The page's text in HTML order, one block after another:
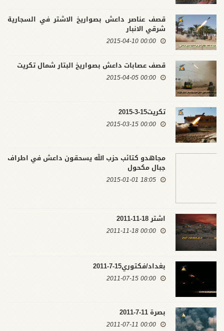
قصف عناصر داعش بصواريخ الاشتر في السجارية
شرقي الانبار
00:00 2015-04-10
قصف عصابات داعش بصواريخ البتار شمال تكريت
00:00 2015-04-05
تكريت15-3-2015
00:00 2015-03-15
مجاهدو كتائب حزب الله يسحقون داعش في اطراف
جبال مكحول
18:05 2015-01-01
اشتر 18-11-2011
00:00 2011-11-18
بغداد/فكتوري15-7-2011
00:00 2011-07-15
بصرة 11-7-2011
00:00 2011-07-11